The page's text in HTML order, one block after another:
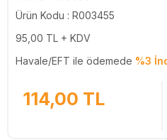
Ürün Kodu : R003455
95,00 TL + KDV
Havale/EFT ile ödemede %3
114,00 TL